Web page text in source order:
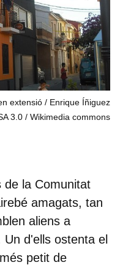
extensió / Enrique Íñiguez
3.0
Wikimedia commons
de la Comunitat
amagats, tan
aliens a
Un d'ells ostenta el
petit de